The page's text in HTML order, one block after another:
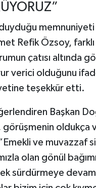
Refik Özsoy,
çatısı altında
verici olduğunu
teşekkür etti.
Başkan
görüşmenin oldukça
ve muvazzaf
olan gönül
sürdürmeye